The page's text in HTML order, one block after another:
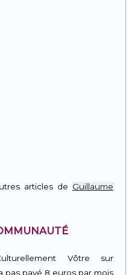
articles de Guillaume
Vôtre sur
pas payé 8 euros par mois